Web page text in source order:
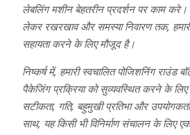
लेबलिंग मशीन बेहतरीन प्रदर्शन पर काम
लेकर रखरखाव और समस्या निवारण तक,
सहायता करने के लिए मौजूद है।
निष्कर्ष में, हमारी स्वचालित पोजिशनिंग
पैकेजिंग प्रक्रिया को सुव्यवस्थित करने के
सटीकता, गति, बहुमुखी प्रतिभा और
साथ, यह किसी भी विनिर्माण संचालन के लिए